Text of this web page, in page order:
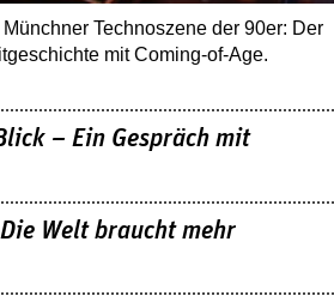
Technoszene der 90er: Der
mit Coming-of-Age.
– Ein Gespräch mit
Welt braucht mehr